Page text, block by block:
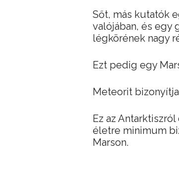
Sőt, más kutatók
valójában, és egy
légkörének nagy
Ezt pedig egy
Meteorit
Ez az
életre minimum
Marson.